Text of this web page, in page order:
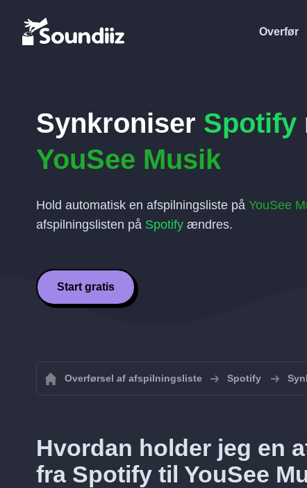
Overfør
Synkroniser Spotify
YouSee Musik
Hold automatisk en afspilningsliste på YouSee
afspilningslisten på Spotify ændres.
Start gratis
Overførsel af afspilningsliste Spotify
Hvordan holder jeg en
fra Spotify til YouSee